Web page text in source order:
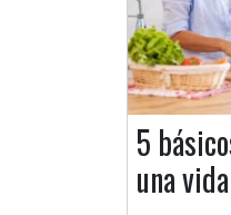
5
una